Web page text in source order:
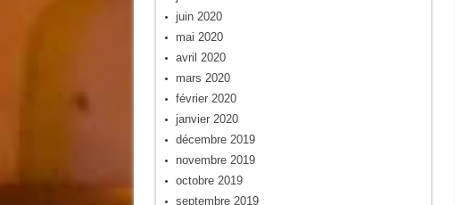
juin 2020
mai 2020
avril 2020
mars 2020
février 2020
janvier 2020
décembre 2019
novembre 2019
octobre 2019
septembre 2019